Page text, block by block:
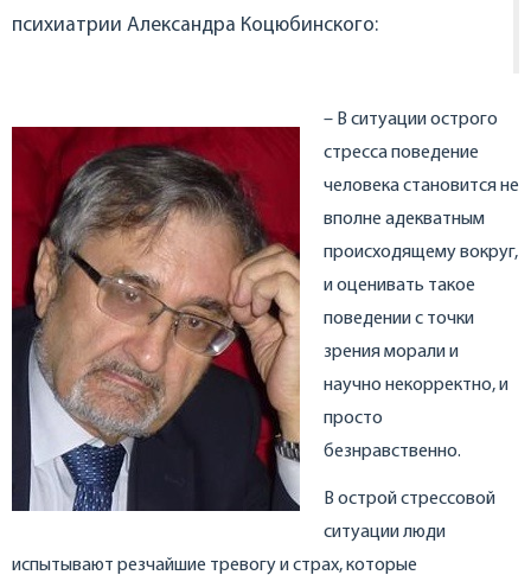
психиатрии Александра Коцюбинского:
– В ситуации острого
стресса поведение
человека становится не
вполне адекватным
происходящему вокруг,
и оценивать такое
поведении с точки
зрения морали и
научно некорректно, и
просто
безнравственно.
В острой стрессовой
ситуации люди
испытывают резчайшие тревогу и страх, которые